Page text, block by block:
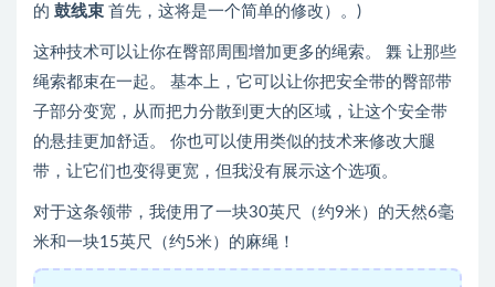
的 鼓线束 首先，这将是一个简单的修改）。)
这种技术可以让你在臀部周围增加更多的绳索。 橆 让那些
绳索都束在一起。 基本上，它可以让你把安全带的臀部带
子部分变宽，从而把力分散到更大的区域，让这个安全带
的悬挂更加舒适。 你也可以使用类似的技术来修改大腿
带，让它们也变得更宽，但我没有展示这个选项。
对于这条领带，我使用了一块30英尺（约9米）的天然6毫
米和一块15英尺（约5米）的麻绳！